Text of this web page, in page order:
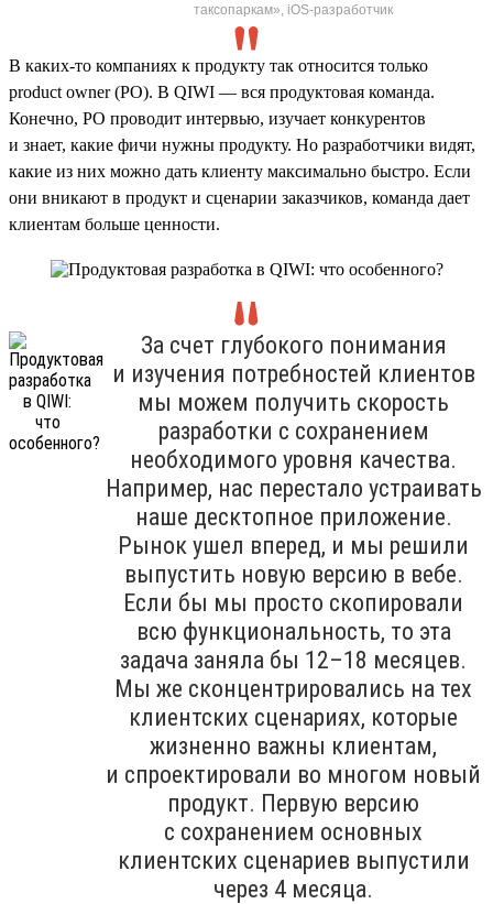
таксопаркам», iOS-разработчик
В каких-то компаниях к продукту так относится только
product owner (PO). В QIWI — вся продуктовая команда.
Конечно, PO проводит интервью, изучает конкурентов
и знает, какие фичи нужны продукту. Но разработчики видят,
какие из них можно дать клиенту максимально быстро. Если
они вникают в продукт и сценарии заказчиков, команда дает
клиентам больше ценности.
За счет глубокого понимания
и изучения потребностей клиентов
мы можем получить скорость
разработки с сохранением
необходимого уровня качества.
Например, нас перестало устраивать
наше десктопное приложение.
Рынок ушел вперед, и мы решили
выпустить новую версию в вебе.
Если бы мы просто скопировали
всю функциональность, то эта
задача заняла бы 12–18 месяцев.
Мы же сконцентрировались на тех
клиентских сценариях, которые
жизненно важны клиентам,
и спроектировали во многом новый
продукт. Первую версию
с сохранением основных
клиентских сценариев выпустили
через 4 месяца.